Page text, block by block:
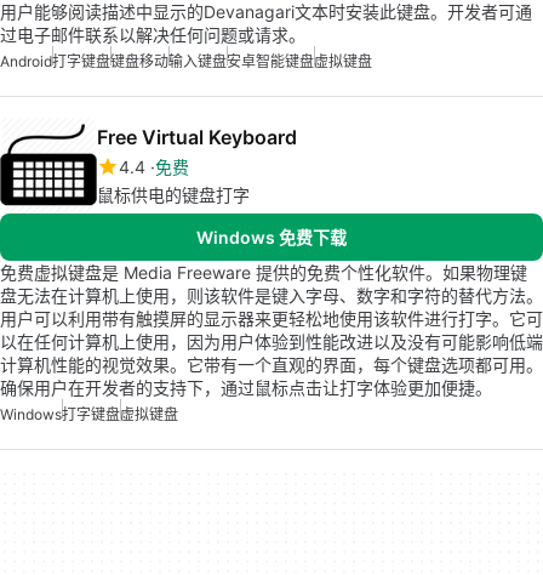
用户能够阅读描述中显示的Devanagari文本时安装此键盘。开发者可通
过电子邮件联系以解决任何问题或请求。
Android打字键盘键盘移动输入键盘安卓智能键盘虚拟键盘
Free Virtual Keyboard
4.4 免费
鼠标供电的键盘打字
Windows 免费下载
免费虚拟键盘是 Media Freeware 提供的免费个性化软件。如果物理键
盘无法在计算机上使用，则该软件是键入字母、数字和字符的替代方法。
用户可以利用带有触摸屏的显示器来更轻松地使用该软件进行打字。它可
以在任何计算机上使用，因为用户体验到性能改进以及没有可能影响低端
计算机性能的视觉效果。它带有一个直观的界面，每个键盘选项都可用。
确保用户在开发者的支持下，通过鼠标点击让打字体验更加便捷。
Windows打字键盘虚拟键盘